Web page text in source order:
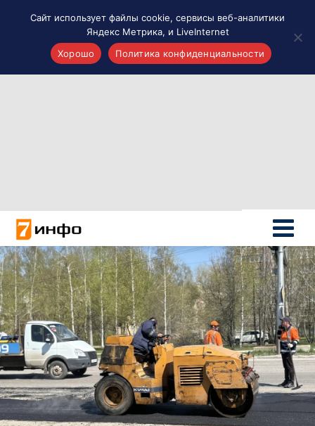
Новости России
Политика
Новости мира
Все материалы 7инфо
О НАС
ПОИСК ПО САЙТУ
Сайт использует файлы cookie, сервисы веб-аналитики
Яндекс Метрика, и LiveInternet
Хорошо
Политика конфиденциальности